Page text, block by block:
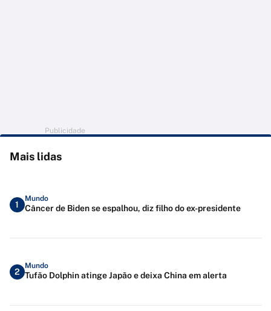
Publicidade
Mais lidas
1
Mundo
Câncer de Biden se espalhou, diz filho do ex-presidente
2
Mundo
Tufão Dolphin atinge Japão e deixa China em alerta